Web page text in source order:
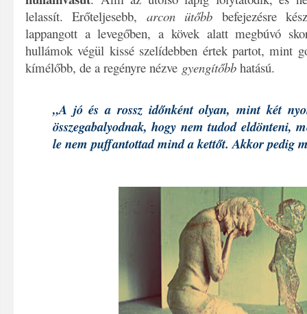
lelassít. Erőteljesebb, arcon ütőbbbefejezésre
lappangott a levegőben, a kövek alatt megbúvó
hullámok végül kissé szelídebben értek partot, mint
kímélőbb, de a regényre nézve gyengítőbb hatású.
„A jó és a rossz időnként olyan, mint két
összegabalyodnak, hogy nem tudod eldönteni,
le nem puffantottad mind a kettőt. Akkor pedig